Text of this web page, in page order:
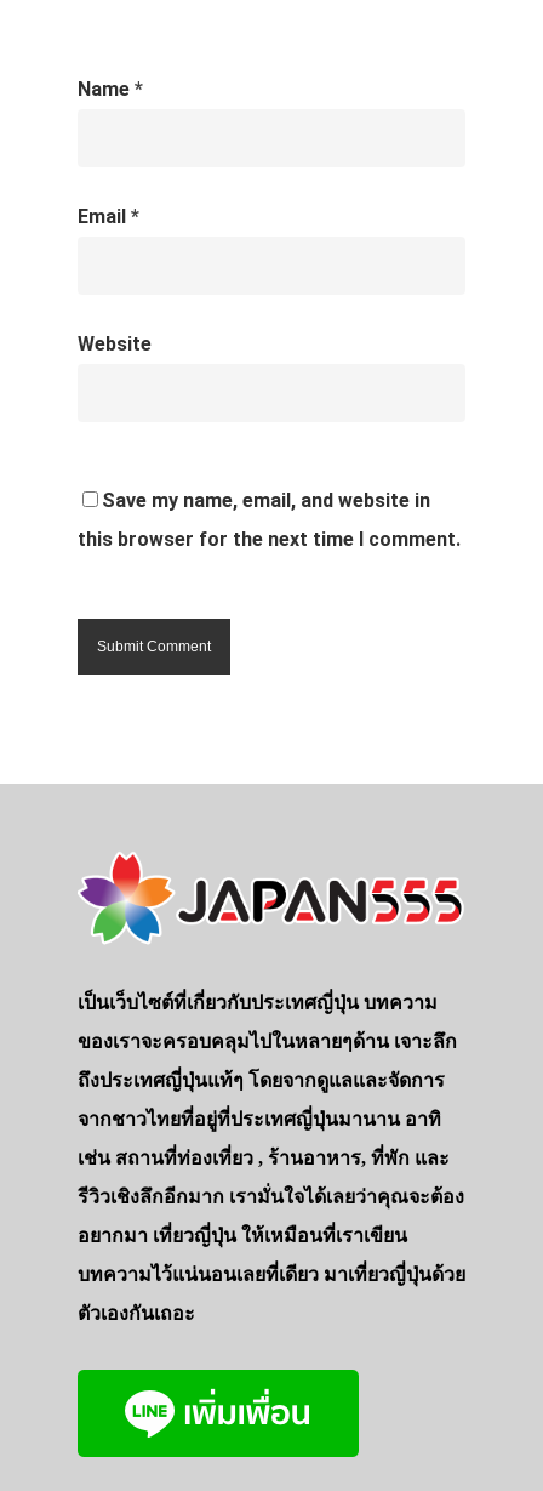
Name *
Email *
Website
Save my name, email, and website in
this browser for the next time I comment.
เป็นเว็บไซต์ที่เกี่ยวกับประเทศญี่ปุ่น บทความ
ของเราจะครอบคลุมไปในหลายๆด้าน เจาะลึก
ถึงประเทศญี่ปุ่นแท้ๆ โดยจากดูแลและจัดการ
จากชาวไทยที่อยู่ที่ประเทศญี่ปุ่นมานาน อาทิ
เช่น สถานที่ท่องเที่ยว , ร้านอาหาร, ที่พัก และ
รีวิวเชิงลึกอีกมาก เรามั่นใจได้เลยว่าคุณจะต้อง
อยากมา เที่ยวญี่ปุ่น ให้เหมือนที่เราเขียน
บทความไว้แน่นอนเลยที่เดียว มาเที่ยวญี่ปุ่นด้วย
ตัวเองกันเถอะ